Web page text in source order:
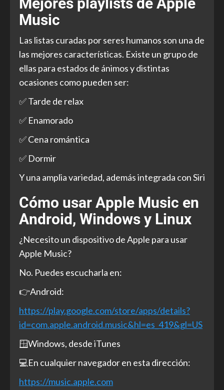
Music
Las listas curadas por seres humanos son una de
las mejores características. Existe un grupo de
ellas para estados de ánimos y distintas
ocasiones como pueden ser:
✅ Tarde de relax
✅ Enamorado
✅ Cena romántica
✅ Dormir
Y una amplia variedad, además integrada con Siri
Cómo usar Apple Music en
Android, Windows y Linux
¿Necesito un dispositivo de Apple para usar
Apple Music?
No. Puedes escucharla en:
👉Android:
https://play.google.com/store/apps/details?
id=com.apple.android.music&hl=es_419&gl=US
🪟Windows, desde iTunes
💻En cualquier navegador en esta dirección:
https://music.apple.com